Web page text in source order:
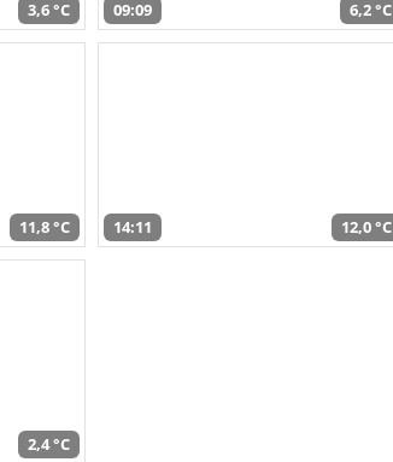
3,6 °C 09:09 6,2 °C
11,8 °C 14:11 12,0 °C
2,4 °C